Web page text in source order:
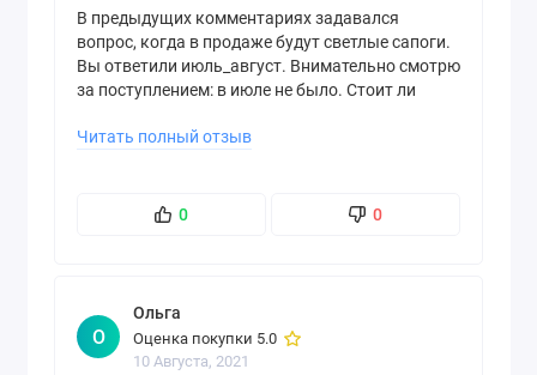
В предыдущих комментариях задавался
вопрос, когда в продаже будут светлые сапоги.
Вы ответили июль_август. Внимательно смотрю
за поступлением: в июле не было. Стоит ли
Читать полный отзыв
0 0
О
Ольга
Оценка покупки 5.0
10 Августа, 2021